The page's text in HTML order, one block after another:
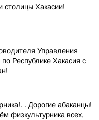
столицы Хакасии!
Управления
Республике Хакасия с
. Дорогие абаканцы!
физкультурника всех,